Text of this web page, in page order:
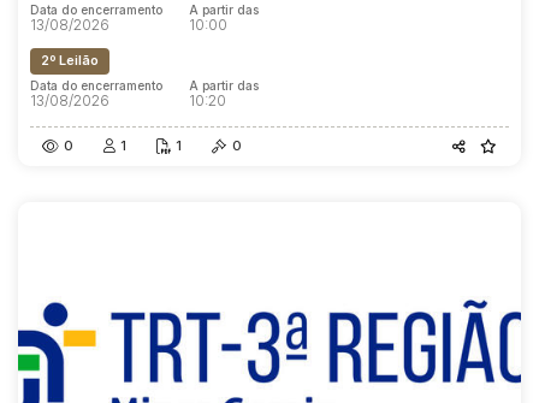
Data do encerramento
13/08/2026
A partir das
10:00
2º Leilão
Data do encerramento
13/08/2026
A partir das
10:20
0 1 1 0